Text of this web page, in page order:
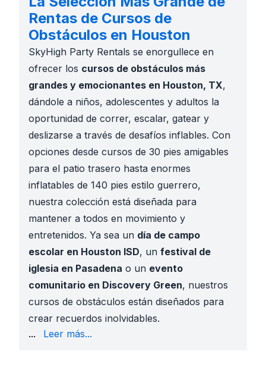
Rentas de Cursos de
Obstáculos en Houston
SkyHigh Party Rentals se enorgullece en
ofrecer los cursos de obstáculos más
grandes y emocionantes en Houston, TX,
dándole a niños, adolescentes y adultos la
oportunidad de correr, escalar, gatear y
deslizarse a través de desafíos inflables. Con
opciones desde cursos de 30 pies amigables
para el patio trasero hasta enormes
inflatables de 140 pies estilo guerrero,
nuestra colección está diseñada para
mantener a todos en movimiento y
entretenidos. Ya sea un día de campo
escolar en Houston ISD, un festival de
iglesia en Pasadena o un evento
comunitario en Discovery Green, nuestros
cursos de obstáculos están diseñados para
crear recuerdos inolvidables.
hasta desafíos mega de 140 pies
... Leer más...